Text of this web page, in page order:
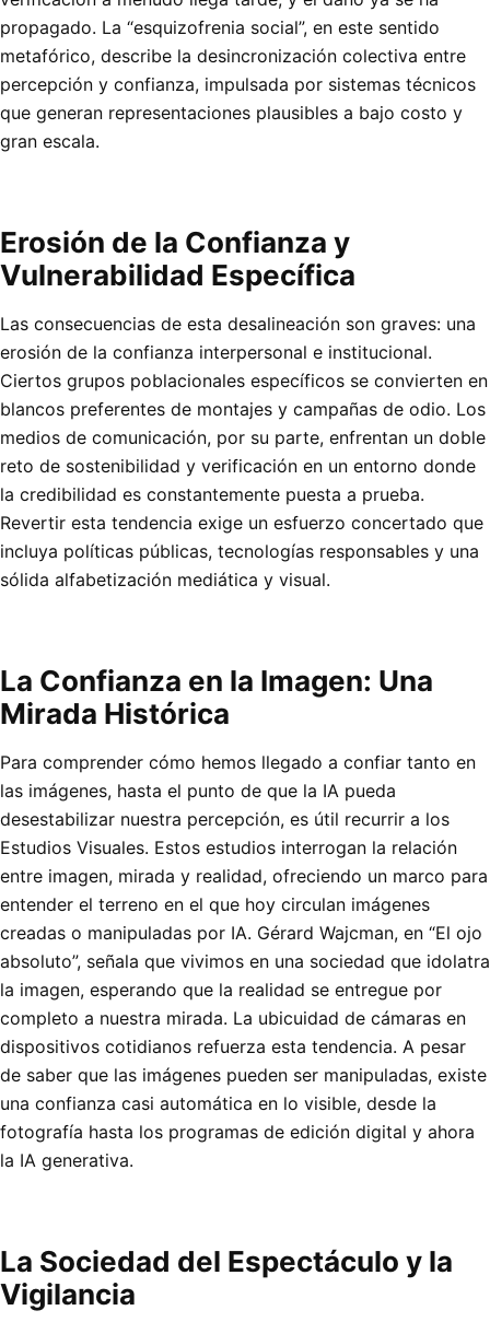
propagado. La “esquizofrenia social”, en este sentido
metafórico, describe la desincronización colectiva entre
percepción y confianza, impulsada por sistemas técnicos
que generan representaciones plausibles a bajo costo y
gran escala.
Erosión de la Confianza y
Vulnerabilidad Específica
Las consecuencias de esta desalineación son graves: una
erosión de la confianza interpersonal e institucional.
Ciertos grupos poblacionales específicos se convierten en
blancos preferentes de montajes y campañas de odio. Los
medios de comunicación, por su parte, enfrentan un doble
reto de sostenibilidad y verificación en un entorno donde
la credibilidad es constantemente puesta a prueba.
Revertir esta tendencia exige un esfuerzo concertado que
incluya políticas públicas, tecnologías responsables y una
sólida alfabetización mediática y visual.
La Confianza en la Imagen: Una
Mirada Histórica
Para comprender cómo hemos llegado a confiar tanto en
las imágenes, hasta el punto de que la IA pueda
desestabilizar nuestra percepción, es útil recurrir a los
Estudios Visuales. Estos estudios interrogan la relación
entre imagen, mirada y realidad, ofreciendo un marco para
entender el terreno en el que hoy circulan imágenes
creadas o manipuladas por IA. Gérard Wajcman, en “El ojo
absoluto”, señala que vivimos en una sociedad que idolatra
la imagen, esperando que la realidad se entregue por
completo a nuestra mirada. La ubicuidad de cámaras en
dispositivos cotidianos refuerza esta tendencia. A pesar
de saber que las imágenes pueden ser manipuladas, existe
una confianza casi automática en lo visible, desde la
fotografía hasta los programas de edición digital y ahora
la IA generativa.
La Sociedad del Espectáculo y la
Vigilancia